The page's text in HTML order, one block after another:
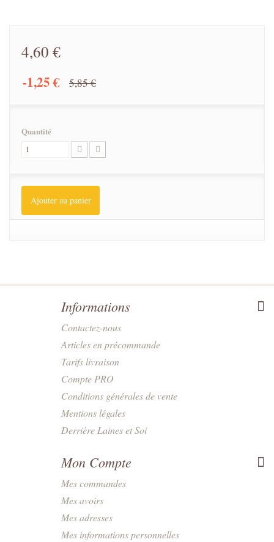
4,60 €
-1,25 € 5,85 €
Quantité
Ajouter au panier
Informations
Contactez-nous
Articles en précommande
Tarifs livraison
Compte PRO
Conditions générales de vente
Mentions légales
Derrière Laines et Soi
Mon Compte
Mes commandes
Mes avoirs
Mes adresses
Mes informations personnelles